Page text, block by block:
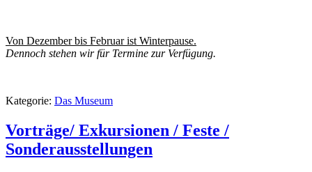
Von Dezember bis Februar ist Winterpause.
Dennoch stehen wir für Termine zur Verfügung.
Kategorie: Das Museum
Vorträge/ Exkursionen / Feste /
Sonderausstellungen